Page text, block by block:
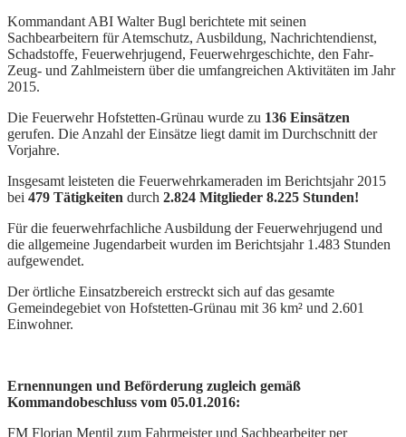
Kommandant ABI Walter Bugl berichtete mit seinen
Sachbearbeitern für Atemschutz, Ausbildung, Nachrichtendienst,
Schadstoffe, Feuerwehrjugend, Feuerwehrgeschichte, den Fahr-
Zeug- und Zahlmeistern über die umfangreichen Aktivitäten im Jahr
2015.
Die Feuerwehr Hofstetten-Grünau wurde zu 136 Einsätzen
gerufen. Die Anzahl der Einsätze liegt damit im Durchschnitt der
Vorjahre.
Insgesamt leisteten die Feuerwehrkameraden im Berichtsjahr 2015
bei 479 Tätigkeiten durch 2.824 Mitglieder 8.225 Stunden!
Für die feuerwehrfachliche Ausbildung der Feuerwehrjugend und
die allgemeine Jugendarbeit wurden im Berichtsjahr 1.483 Stunden
aufgewendet.
Der örtliche Einsatzbereich erstreckt sich auf das gesamte
Gemeindegebiet von Hofstetten-Grünau mit 36 km² und 2.601
Einwohner.
Ernennungen und Beförderung zugleich gemäß
Kommandobeschluss vom 05.01.2016:
FM Florian Mentil zum Fahrmeister und Sachbearbeiter per